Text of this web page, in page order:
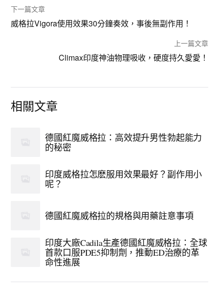
下一篇文章
威格拉Vigora使用效果30分鐘奏效，事後無副作用！
上一篇文章
Climax印度神油物理吸收，硬度持久愛愛！
相關文章
德國紅魔威格拉：高效提升男性勃起能力
的秘密
印度威格拉怎麽服用效果最好？副作用小
呢？
德國紅魔威格拉的規格與用藥註意事項
印度大廠Cadila生產德國紅魔威格拉：全球
首款口服PDE5抑制劑，推動ED治療的革
命性進展